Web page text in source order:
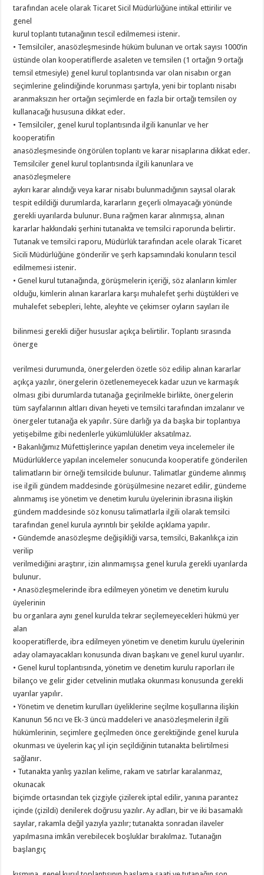
tarafından acele olarak Ticaret Sicil Müdürlüğüne intikal ettirilir ve
genel
kurul toplantı tutanağının tescil edilmemesi istenir.
• Temsilciler, anasözleşmesinde hüküm bulunan ve ortak sayısı 1000’in
üstünde olan kooperatiflerde asaleten ve temsilen (1 ortağın 9 ortağı
temsil etmesiyle) genel kurul toplantısında var olan nisabın organ
seçimlerine gelindiğinde korunması şartıyla, yeni bir toplantı nisabı
aranmaksızın her ortağın seçimlerde en fazla bir ortağı temsilen oy
kullanacağı hususuna dikkat eder.
• Temsilciler, genel kurul toplantısında ilgili kanunlar ve her
kooperatifin
anasözleşmesinde öngörülen toplantı ve karar nisaplarına dikkat eder.
Temsilciler genel kurul toplantısında ilgili kanunlara ve
anasözleşmelere
aykırı karar alındığı veya karar nisabı bulunmadığının sayısal olarak
tespit edildiği durumlarda, kararların geçerli olmayacağı yönünde
gerekli uyarılarda bulunur. Buna rağmen karar alınmışsa, alınan
kararlar hakkındaki şerhini tutanakta ve temsilci raporunda belirtir.
Tutanak ve temsilci raporu, Müdürlük tarafından acele olarak Ticaret
Sicili Müdürlüğüne gönderilir ve şerh kapsamındaki konuların tescil
edilmemesi istenir.
• Genel kurul tutanağında, görüşmelerin içeriği, söz alanların kimler
olduğu, kimlerin alınan kararlara karşı muhalefet şerhi düştükleri ve
muhalefet sebepleri, lehte, aleyhte ve çekimser oyların sayıları ile
bilinmesi gerekli diğer hususlar açıkça belirtilir. Toplantı sırasında
önerge
verilmesi durumunda, önergelerden özetle söz edilip alınan kararlar
açıkça yazılır, önergelerin özetlenemeyecek kadar uzun ve karmaşık
olması gibi durumlarda tutanağa geçirilmekle birlikte, önergelerin
tüm sayfalarının altları divan heyeti ve temsilci tarafından imzalanır ve
önergeler tutanağa ek yapılır. Süre darlığı ya da başka bir toplantıya
yetişebilme gibi nedenlerle yükümlülükler aksatılmaz.
• Bakanlığımız Müfettişlerince yapılan denetim veya incelemeler ile
Müdürlüklerce yapılan incelemeler sonucunda kooperatife gönderilen
talimatların bir örneği temsilcide bulunur. Talimatlar gündeme alınmış
ise ilgili gündem maddesinde görüşülmesine nezaret edilir, gündeme
alınmamış ise yönetim ve denetim kurulu üyelerinin ibrasına ilişkin
gündem maddesinde söz konusu talimatlarla ilgili olarak temsilci
tarafından genel kurula ayrıntılı bir şekilde açıklama yapılır.
• Gündemde anasözleşme değişikliği varsa, temsilci, Bakanlıkça izin
verilip
verilmediğini araştırır, izin alınmamışsa genel kurula gerekli uyarılarda
bulunur.
• Anasözleşmelerinde ibra edilmeyen yönetim ve denetim kurulu
üyelerinin
bu organlara aynı genel kurulda tekrar seçilemeyecekleri hükmü yer
alan
kooperatiflerde, ibra edilmeyen yönetim ve denetim kurulu üyelerinin
aday olamayacakları konusunda divan başkanı ve genel kurul uyarılır.
• Genel kurul toplantısında, yönetim ve denetim kurulu raporları ile
bilanço ve gelir gider cetvelinin mutlaka okunması konusunda gerekli
uyarılar yapılır.
• Yönetim ve denetim kurulları üyeliklerine seçilme koşullarına ilişkin
Kanunun 56 ncı ve Ek-3 üncü maddeleri ve anasözleşmelerin ilgili
hükümlerinin, seçimlere geçilmeden önce gerektiğinde genel kurula
okunması ve üyelerin kaç yıl için seçildiğinin tutanakta belirtilmesi
sağlanır.
• Tutanakta yanlış yazılan kelime, rakam ve satırlar karalanmaz,
okunacak
biçimde ortasından tek çizgiyle çizilerek iptal edilir, yanına parantez
içinde (çizildi) denilerek doğrusu yazılır. Ay adları, bir ve iki basamaklı
sayılar, rakamla değil yazıyla yazılır; tutanakta sonradan ilaveler
yapılmasına imkân verebilecek boşluklar bırakılmaz. Tutanağın
başlangıç